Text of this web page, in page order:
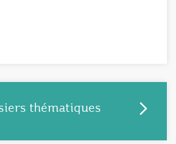
thématiques